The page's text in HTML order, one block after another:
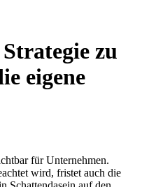
zu
eigene
für Unternehmen.
wird, fristet auch die